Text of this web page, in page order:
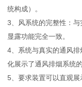
统构成）。
3、风系统的完整性：与
显露功能完全一致。
4、系统与真实的通风
化展示了通风排烟系统
5、要求装置可以直观